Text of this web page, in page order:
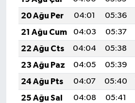
20 Ağu Per
04:01 05:36
21 Ağu Cum
04:03 05:37
22 Ağu Cts
04:04 05:38
23 Ağu Paz
04:05 05:39
24 Ağu Pts
04:07 05:40
25 Ağu Sal
04:08 05:41